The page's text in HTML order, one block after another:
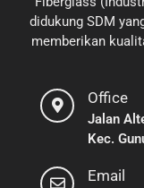
didukung SDM
memberikan
Office
Jalan
Kec.
Email